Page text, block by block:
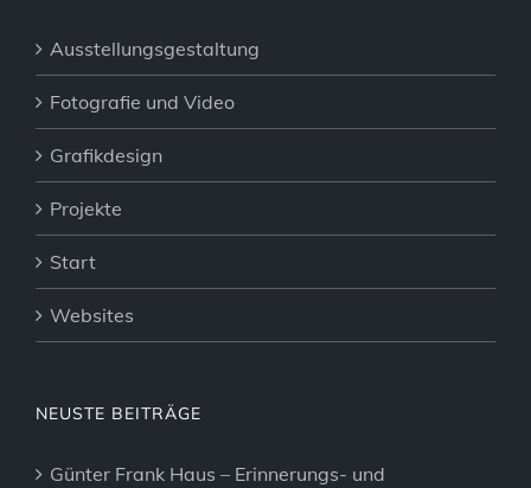
Ausstellungsgestaltung
Fotografie und Video
Grafikdesign
Projekte
Start
Websites
NEUSTE BEITRÄGE
Günter Frank Haus – Erinnerungs- und